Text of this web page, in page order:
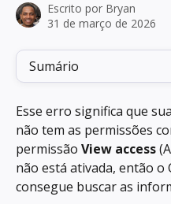
Escrito por Bryan
31 de março de 2026
Sumário
Esse erro significa que
não tem as permissões
permissão View access
não está ativada, então
consegue buscar as